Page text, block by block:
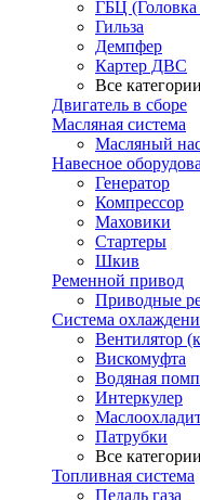
ГБЦ (Головка
Гильза
Демпфер
Картер ДВС
Все
Двигатель в сборе
Масляная система
Масляный
Навесное
Генератор
Компрессор
Маховики
Стартеры
Шкив
Ременной привод
Приводные
Система
Вентилятор
Вискомуфта
Водяная
Интеркулер
Патрубки
Все
Топливная система
Педаль газа